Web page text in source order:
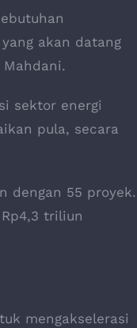
akan datang
sektor energi
pula, secara
dengan 55 proyek.
triliun
mengakselerasi